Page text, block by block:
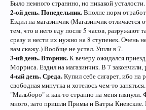
Было немного страннно, но никакой усталости.
2-ой день. Понедельник.Вполне норм
Ездил на магазинчик (Магазинчик отличается
тем, что в него еду после 5 часов, разружают
сразу и нести их нужно на 8 ступенек. Очень
вам скажу.) Вообще не устал. Ушли в 7.
3-ий день. Вторник.К вечеру ожидался
Морриса. Ездил на магазинчик. В 7 закончили,
4-ый день. Среда.Купил себе сигарет, ибо на
свободная минутка и хотелось чем-то
"Мальборо" и как-то странно на меня глянули.
много, зато пришли Примы и Ватры Киевские.